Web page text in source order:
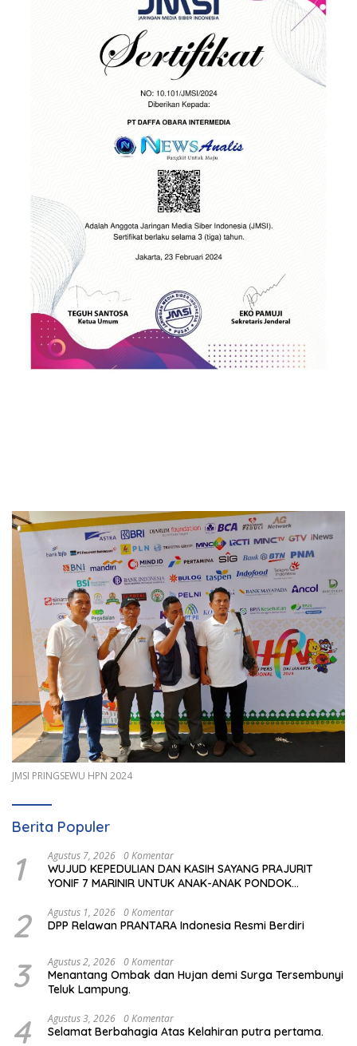
JMSI PRINGSEWU HPN 2024
Berita Populer
1 Agustus 7, 2026 0 Komentar
WUJUD KEPEDULIAN DAN KASIH SAYANG PRAJURIT
YONIF 7 MARINIR UNTUK ANAK-ANAK PONDOK
2 Agustus 1, 2026 0 Komentar
DPP Relawan PRANTARA Indonesia Resmi Berdiri
3 Agustus 2, 2026 0 Komentar
Menantang Ombak dan Hujan demi Surga Tersembunyi
Teluk Lampung.
4 Agustus 3, 2026 0 Komentar
Selamat Berbahagia Atas Kelahiran putra pertama.